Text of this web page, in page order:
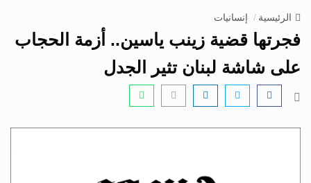
g
n
الرئيسية إنسانيات
فجرتها قضية زينب ياسين.. أزمة الحجاب
على شاشة لبنان تثير الجدل